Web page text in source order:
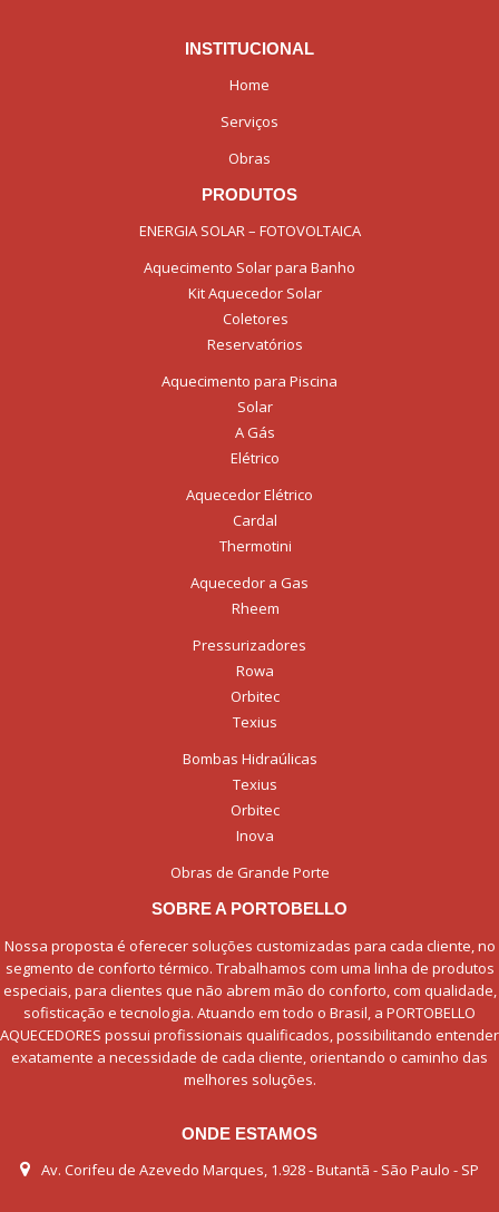
INSTITUCIONAL
Home
Serviços
Obras
PRODUTOS
ENERGIA SOLAR – FOTOVOLTAICA
Aquecimento Solar para Banho
Kit Aquecedor Solar
Coletores
Reservatórios
Aquecimento para Piscina
Solar
A Gás
Elétrico
Aquecedor Elétrico
Cardal
Thermotini
Aquecedor a Gas
Rheem
Pressurizadores
Rowa
Orbitec
Texius
Bombas Hidraúlicas
Texius
Orbitec
Inova
Obras de Grande Porte
SOBRE A PORTOBELLO
Nossa proposta é oferecer soluções customizadas para cada cliente, no
segmento de conforto térmico. Trabalhamos com uma linha de produtos
especiais, para clientes que não abrem mão do conforto, com qualidade,
sofisticação e tecnologia. Atuando em todo o Brasil, a PORTOBELLO
AQUECEDORES possui profissionais qualificados, possibilitando entender
exatamente a necessidade de cada cliente, orientando o caminho das
melhores soluções.
ONDE ESTAMOS
Av. Corifeu de Azevedo Marques, 1.928 - Butantã - São Paulo - SP